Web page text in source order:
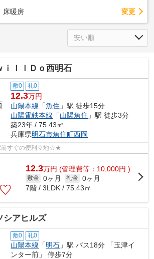
床暖房 変更
ｉｌｌＤｏ西明石
敷0 礼0
12.3万円
山陽本線 「魚住 」駅 徒歩15分
山陽電鉄本線 「山陽魚住 」駅 徒歩3分
築23年 / 75.43㎡
兵庫県明石市魚住町西岡
すぐの便利立地☆★
12.3万円 (管理費等：10,000円 )
敷金 0ヶ月 礼金 0ヶ月
7階 / 3LDK / 75.43㎡
シアヒルズ
敷0 礼0
山陽本線 「明石 」駅 バス18分 「玉津イ
ンター前」 停歩7分